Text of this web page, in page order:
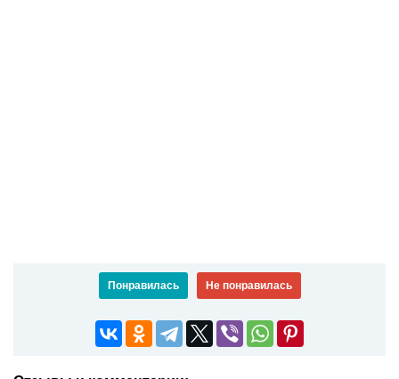
Понравилась Не понравилась